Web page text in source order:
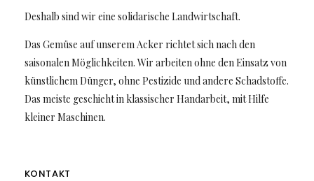
Deshalb sind wir eine solidarische Landwirtschaft.
Das Gemüse auf unserem Acker richtet sich nach den
saisonalen Möglichkeiten. Wir arbeiten ohne den Einsatz von
künstlichem Dünger, ohne Pestizide und andere Schadstoffe.
Das meiste geschieht in klassischer Handarbeit, mit Hilfe
kleiner Maschinen.
KONTAKT